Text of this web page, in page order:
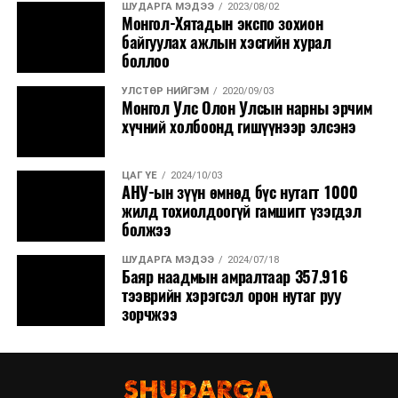
анхаарах, ашигт малтмалын салбарт төсөл
хэрэгжүүлэгч нь олон нийтийн компани байх, орон
нутгийн иргэд тэргүүн ээлжинд энгийн хувьцаанаас
авах эрхийг нээх зэрэг асуудалд Засгийн газар
анхаарч, бодлого гарган ажиллахыг хүсэв.
Аж үйлдвэр, эрдэс баялгийн сайд Ц.Туваан түүнтэй
малтмалаа ашиглуулж байгаа сум орон нутаг болон
иргэдэд ашиг хүртээх, үр өгөөжийн асуудалд төсөл
хэрэгжүүлэгч компанийн аж ахуйн нэгжийн орлогын
албан татвар, ашигт малтмалын нөөц ашигласны
төлбөрийн тодорхой хувийг орон нутагт үлдээх
зэрэг тулгамдсан асуудалд салбарын яам бодлого
гарган ажиллаж байгаа хэмээв.
орхигдуулан, шар нунтгийг үйлдвэрлэхийг дэмжиж
ШУДАРГА МЭДЭЭ 2023/08/02
Монгол-Хятадын экспо зохион
байгуулах ажлын хэсгийн хурал
боллоо
УЛСТӨР НИЙГЭМ 2020/09/03
Монгол Улс Олон Улсын нарны эрчим
хүчний холбоонд гишүүнээр элсэнэ
ЦАГ ҮЕ 2024/10/03
АНУ-ын зүүн өмнөд бүс нутагт 1000
жилд тохиолдоогүй гамшигт үзэгдэл
болжээ
ШУДАРГА МЭДЭЭ 2024/07/18
Баяр наадмын амралтаар 357.916
тээврийн хэрэгсэл орон нутаг руу
зорчжээ